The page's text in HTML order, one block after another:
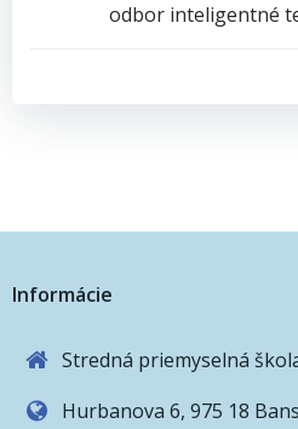
odbor inteligentné
Informácie
Stredná priemyselná
Hurbanova 6, 975 18